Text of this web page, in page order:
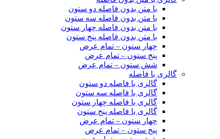
با متن بدون فاصله دو ستون
با متن بدون فاصله سه ستون
با متن بدون فاصله چهار ستون
با متن بدون فاصله پنج ستون
چهار ستون – تمام عرض
پنج ستون – تمام عرض
شش ستون – تمام عرض
گالری با فاصله
گالری با فاصله دو ستون
گالری با فاصله سه ستون
گالری با فاصله چهار ستون
گالری با فاصله پنج ستون
چهار ستون – تمام عرض
پنج ستون – تمام عرض